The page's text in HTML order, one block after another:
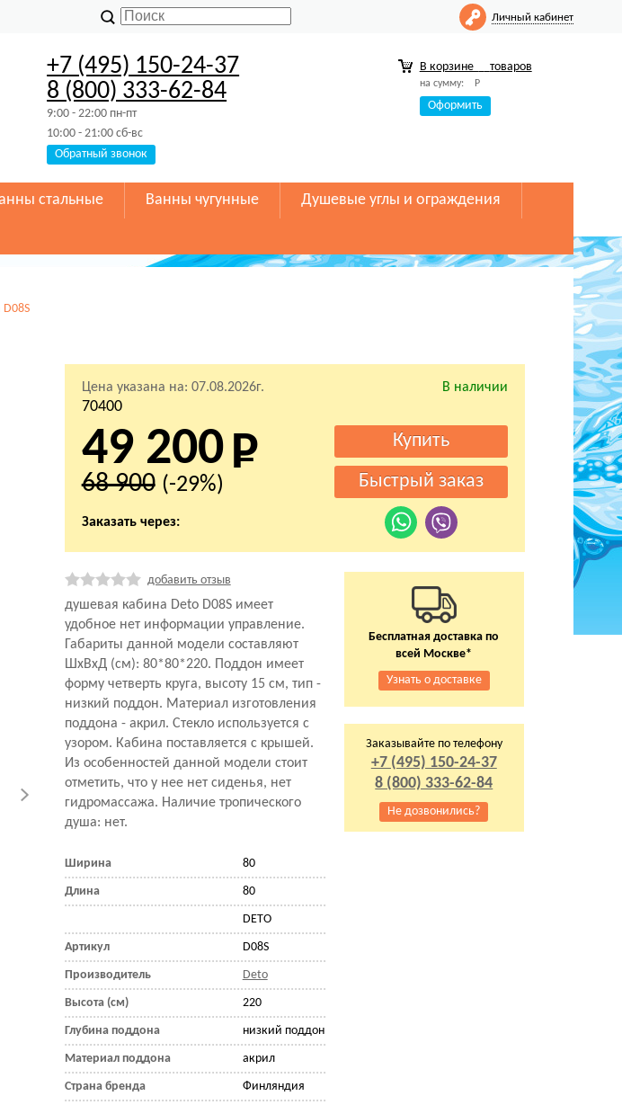
Личный кабинет
+7 (495) 150-24-37
8 (800) 333-62-84
9:00 - 22:00 пн-пт
10:00 - 21:00 сб-вс
Обратный звонок
В корзине товаров
на сумму: Р
Оформить
стальные Ванны чугунные Душевые углы и ограждения
Цена указана на: 07.08.2026г. В наличии
70400
49 200
68 900 (-29%)
Заказать через:
добавить отзыв
душевая кабина Deto D08S имеет
удобное нет информации управление.
Габариты данной модели составляют
ШхВхД (см): 80*80*220. Поддон имеет
форму четверть круга, высоту 15 см, тип -
низкий поддон. Материал изготовления
поддона - акрил. Стекло используется с
узором. Кабина поставляется с крышей.
Из особенностей данной модели стоит
отметить, что у нее нет сиденья, нет
гидромассажа. Наличие тропического
душа: нет.
Ширина 80
Длина 80
DETO
Артикул D08S
Производитель Deto
Высота (см) 220
Глубина поддона низкий поддон
Материал поддона акрил
Страна бренда Финляндия
Бесплатная доставка по
всей Москве*
Узнать о доставке
Заказывайте по телефону
+7 (495) 150-24-37
8 (800) 333-62-84
Не дозвонились?